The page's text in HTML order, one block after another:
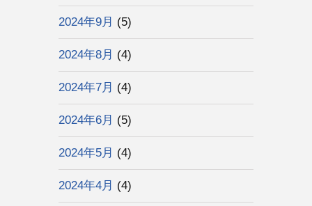
2024年9月 (5)
2024年8月 (4)
2024年7月 (4)
2024年6月 (5)
2024年5月 (4)
2024年4月 (4)